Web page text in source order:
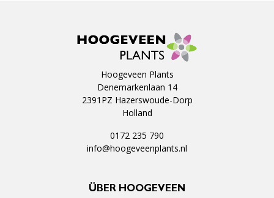
Hoogeveen Plants
Denemarkenlaan 14
2391PZ Hazerswoude-Dorp
Holland
0172 235 790
info@hoogeveenplants.nl
ÜBER HOOGEVEEN